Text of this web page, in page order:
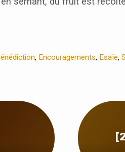
, Encouragements, Esaïe,